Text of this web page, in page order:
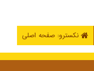
نکسترو: صفحه اصلی